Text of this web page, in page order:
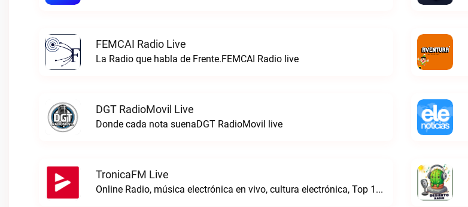
FEMCAI Radio Live
La Radio que habla de Frente.FEMCAI Radio live
DGT RadioMovil Live
Donde cada nota suenaDGT RadioMovil live
TronicaFM Live
Online Radio, música electrónica en vivo, cultura electrónica, Top 10 semanal, videos, descargasTronicaFM live